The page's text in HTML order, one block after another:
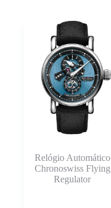
Relógio Automático
Chronoswiss Flying
Regulator